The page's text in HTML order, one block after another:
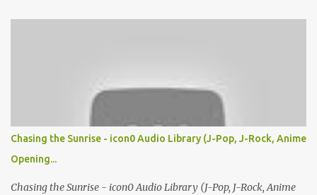
Chasing the Sunrise - icon0 Audio Library (J-Pop, J-Rock, Anime
Opening...
Chasing the Sunrise - icon0 Audio Library (J-Pop, J-Rock, Anime